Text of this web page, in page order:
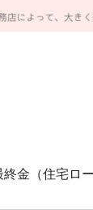
金（住宅ロ